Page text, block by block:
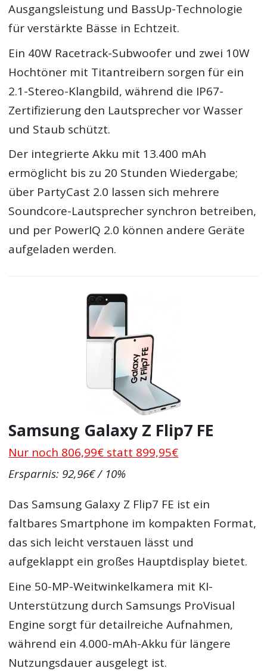
Ausgangsleistung und BassUp-Technologie
für verstärkte Bässe in Echtzeit.
Ein 40W Racetrack-Subwoofer und zwei 10W
Hochtöner mit Titantreibern sorgen für ein
2.1-Stereo-Klangbild, während die IP67-
Zertifizierung den Lautsprecher vor Wasser
und Staub schützt.
Der integrierte Akku mit 13.400 mAh
ermöglicht bis zu 20 Stunden Wiedergabe;
über PartyCast 2.0 lassen sich mehrere
Soundcore-Lautsprecher synchron betreiben,
und per PowerIQ 2.0 können andere Geräte
aufgeladen werden.
Samsung Galaxy Z Flip7 FE
Nur noch 806,99€ statt 899,95€
Ersparnis: 92,96€ / 10%
Das Samsung Galaxy Z Flip7 FE ist ein
faltbares Smartphone im kompakten Format,
das sich leicht verstauen lässt und
aufgeklappt ein großes Hauptdisplay bietet.
Eine 50-MP-Weitwinkelkamera mit KI-
Unterstützung durch Samsungs ProVisual
Engine sorgt für detailreiche Aufnahmen,
während ein 4.000-mAh-Akku für längere
Nutzungsdauer ausgelegt ist.